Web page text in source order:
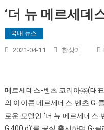
‘더 뉴 메르세데
국내 뉴스
2021-04-11 한상기
메르세데스-벤츠 코리아㈜(대
의 아이콘 메르세데스-벤츠 G-
로운 모델인 ‘더 뉴 메르세데